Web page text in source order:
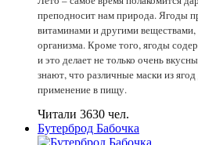
преподносит нам природа. Ягоды
витаминами и другими
организма. Кроме того, ягоды
и это делает не только очень
знают, что различные маски из
применение в пищу.
Читали 3630 чел.
Бутерброд Бабочка